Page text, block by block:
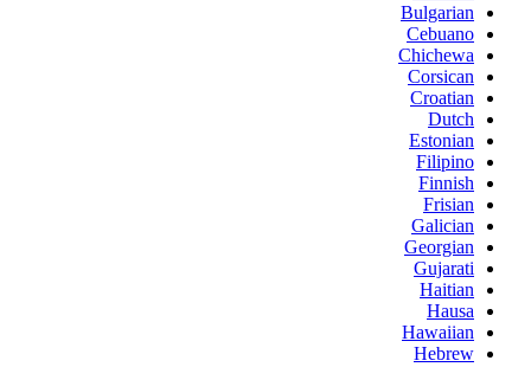
Bulgarian
Cebuano
Chichewa
Corsican
Croatian
Dutch
Estonian
Filipino
Finnish
Frisian
Galician
Georgian
Gujarati
Haitian
Hausa
Hawaiian
Hebrew